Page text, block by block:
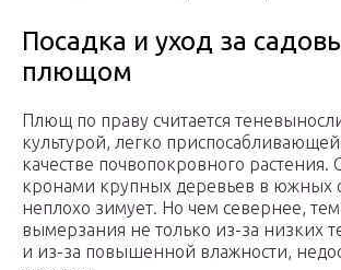
Посадка и уход за
плющом
Плющ по праву считается
культурой, легко
качестве почвопокровного растения.
кронами крупных деревьев в южных
неплохо зимует. Но чем севернее,
вымерзания не только из-за низких
и из-за повышенной влажности,